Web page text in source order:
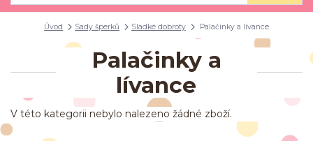
Úvod Sady šperků Sladké dobroty Palačinky a lívance
Palačinky a
lívance
V této kategorii nebylo nalezeno žádné zboží.